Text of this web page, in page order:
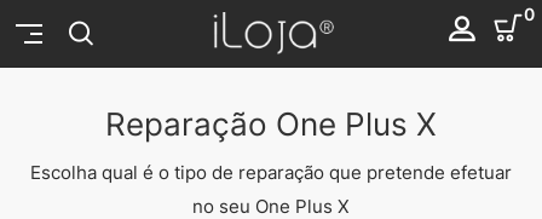
0
Reparação One Plus X
Escolha qual é o tipo de reparação que pretende efetuar
no seu One Plus X